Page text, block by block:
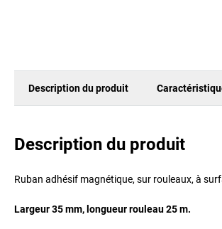
Description du produit
Description du produit
Ruban adhésif magnétique, sur rouleaux, à
Largeur 35 mm, longueur rouleau 25 m.